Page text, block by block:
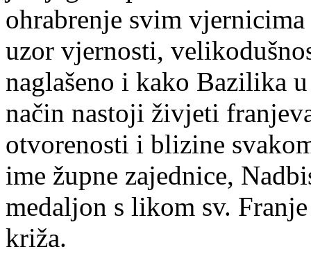
ohrabrenje svim
uzor vjernosti,
naglašeno i kako Bazilika
način nastoji živjeti
otvorenosti i blizine
ime župne zajednice,
medaljon s likom sv.
križa.